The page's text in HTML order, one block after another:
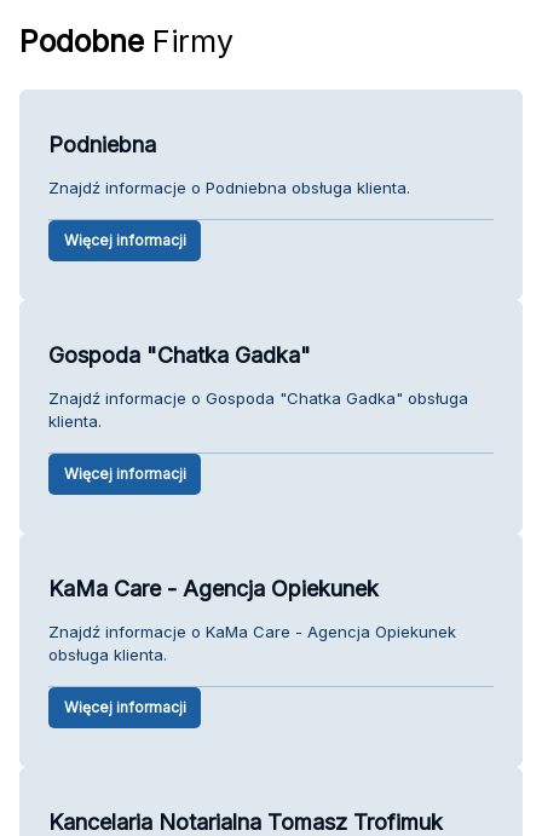
Podobne Firmy
Podniebna
Znajdź informacje o Podniebna obsługa klienta.
Więcej informacji
Gospoda "Chatka Gadka"
Znajdź informacje o Gospoda "Chatka Gadka" obsługa
klienta.
Więcej informacji
KaMa Care - Agencja Opiekunek
Znajdź informacje o KaMa Care - Agencja Opiekunek
obsługa klienta.
Więcej informacji
Kancelaria Notarialna Tomasz Trofimuk